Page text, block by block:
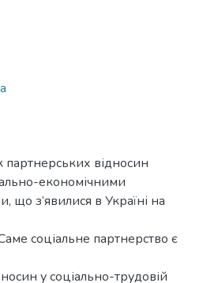
відносин
економічними
що з’явилися в Україні на
соціальне партнерство є
у соціально-трудовій